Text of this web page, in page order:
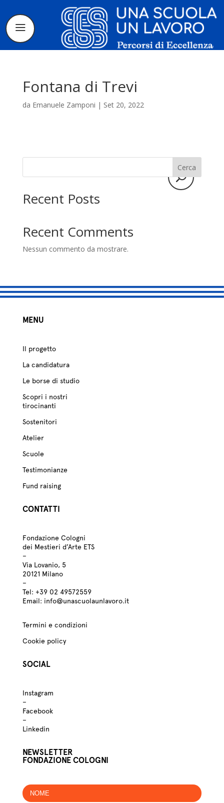
I tirocinanti
Le borse di
studio
Sostenitori
Scuole
Fontana di Trevi
da Emanuele Zamponi | Set 20, 2022
Cerca
Recent Posts
Recent Comments
Nessun commento da mostrare.
MENU
Il progetto
La candidatura
Le borse di studio
Scopri i nostri
tirocinanti
Sostenitori
Atelier
Scuole
Testimonianze
Fund raising
CONTATTI
Fondazione Cologni
dei Mestieri d’Arte ETS
–
Via Lovanio, 5
20121 Milano
–
Tel: +3902 49572559
Email: info@unascuolaunlavoro.it
Termini e condizioni
Cookie policy
SOCIAL
Instagram
–
Facebook
–
Linkedin
NEWSLETTER
FONDAZIONE COLOGNI